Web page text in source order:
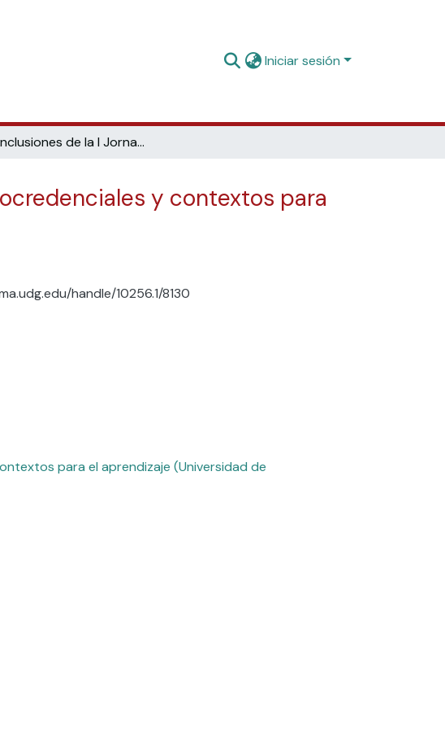
Iniciar sesión
Conclusiones de la I Jornada Biblioteca Impacta: Microcredenciales y contextos para el aprendizaje
y contextos para
handle/10256.1/8130
para el aprendizaje (Universidad de